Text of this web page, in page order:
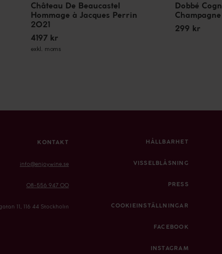
Château De Beaucastel
Hommage à Jacques Perrin
2021
4197 kr
exkl. moms
Dobbé
299 kr
KONTAKT
info@enjoywine.se
08-556 947 00
11, 116 44 Stockholm
HÅLLBARHET
VISSELBLÅSNING
PRESS
COOKIEINSTÄLLNINGAR
FACEBOOK
INSTAGRAM